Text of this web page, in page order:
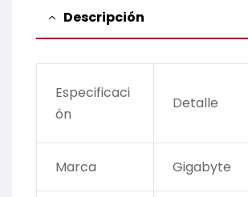
Descripción
Especificaci
ón
Detalle
Marca Gigabyte